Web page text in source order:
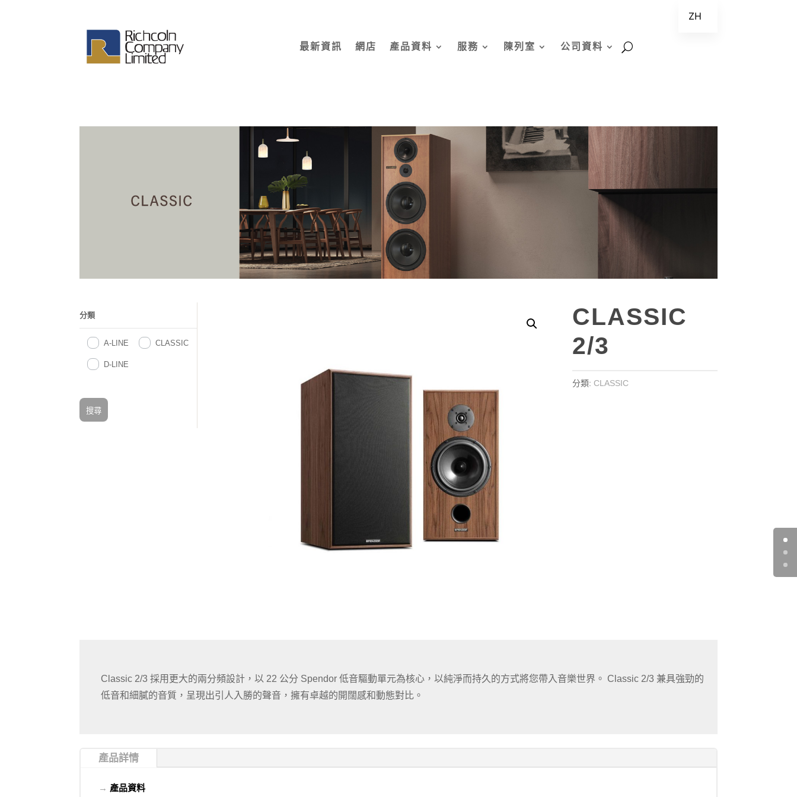
最新資訊 網店 產品資料 服務 陳列室 公司資料
分類
A-LINE CLASSIC
D-LINE
搜尋
CLASSIC
2/3
分類: CLASSIC
Classic 2/3 採用更大的兩分頻設計，以 22 公分 Spendor 低音驅動單元為核心，以純淨而持久的方式將您帶入音樂世界。 Classic 2/3 兼具強勁的
低音和細膩的音質，呈現出引人入勝的聲音，擁有卓越的開闊感和動態對比。
產品詳情
→ 產品資料
ZH